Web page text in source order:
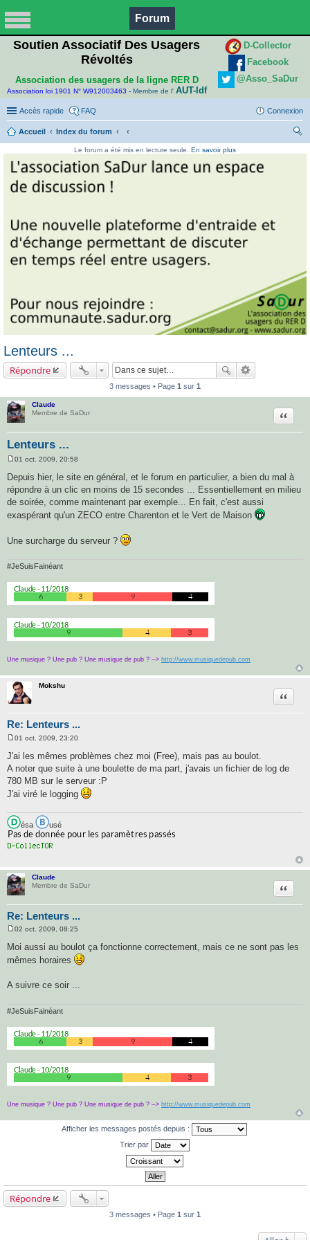
Forum
Soutien Associatif Des Usagers
Révoltés
Association des usagers de la ligne RER D
Association loi 1901 N° W912003463 - Membre de l' AUT-Idf
D-Collector
Facebook
@Asso_SaDur
Accès rapide FAQ Connexion
Accueil
Index du forum
Le forum a été mis en lecture seule. En savoir plus
Lenteurs ...
Répondre
3 messages • Page 1 sur 1
Claude
Membre de SaDur
Lenteurs ...
s
s
g
e
01 oct. 2009, 20:58
Depuis hier, le site en général, et le forum en particulier, a bien du mal à
répondre à un clic en moins de 15 secondes ... Essentiellement en milieu
de soirée, comme maintenant par exemple... En fait, c'est aussi
exaspérant qu'un ZECO entre Charenton et le Vert de Maison
Une surcharge du serveur ?
#JeSuisFainéant
Une musique ? Une pub ? Une musique de pub ? --> http://www.musiquedepub.com
Mokshu
Re: Lenteurs ...
e
s
s
a
g
e
01 oct. 2009, 23:20
J'ai les mêmes problèmes chez moi (Free), mais pas au boulot.
A noter que suite à une boulette de ma part, j'avais un fichier de log de
780 MB sur le serveur :P
J'ai viré le logging
ésa usé
Claude
Membre de SaDur
Re: Lenteurs ...
s
s
e
02 oct. 2009, 08:25
Moi aussi au boulot ça fonctionne correctement, mais ce ne sont pas les
mêmes horaires
A suivre ce soir ...
#JeSuisFainéant
Une musique ? Une pub ? Une musique de pub ? --> http://www.musiquedepub.com
Afficher les messages postés depuis :
Trier par
Répondre
3 messages • Page 1 sur 1